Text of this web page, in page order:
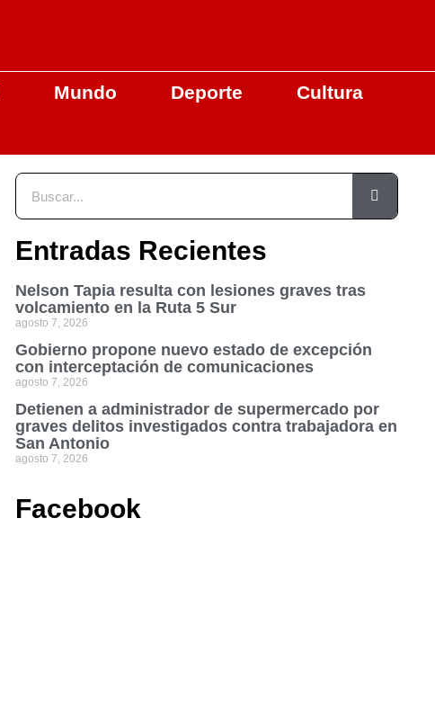
Mundo Deporte
Cultura
Entradas Recientes
Nelson Tapia resulta con lesiones graves tras
volcamiento en la Ruta 5 Sur
agosto 7, 2026
Gobierno propone nuevo estado de excepción
con interceptación de comunicaciones
agosto 7, 2026
Detienen a administrador de supermercado por
graves delitos investigados contra trabajadora en
San Antonio
agosto 7, 2026
Facebook